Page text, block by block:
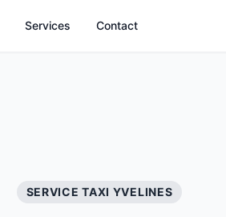
Services Contact
SERVICE TAXI YVELINES